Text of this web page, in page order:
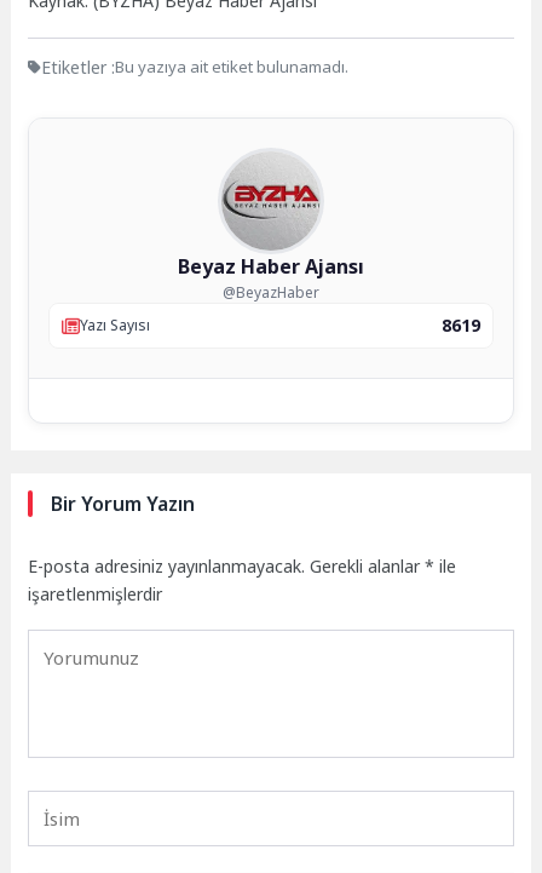
Etiketler :Bu yazıya ait etiket bulunamadı.
Beyaz Haber Ajansı
@BeyazHaber
Yazı Sayısı
8619
Bir Yorum Yazın
E-posta adresiniz yayınlanmayacak. Gerekli alanlar* ile
işaretlenmişlerdir